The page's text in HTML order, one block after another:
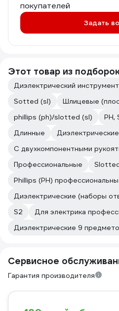
покупателей
Задать
Этот товар из
Диэлектрический инструмент
Sotted (sl)
Шлицевые
phillips (ph)/slotted (sl)
PH,
Длинные
С двухкомпонентными
Профессиональные
Phillips (PH)
Диэлектрические (наборы
S2
Для электрика
Диэлектрические 9
Сервисное
Гарантия производителя